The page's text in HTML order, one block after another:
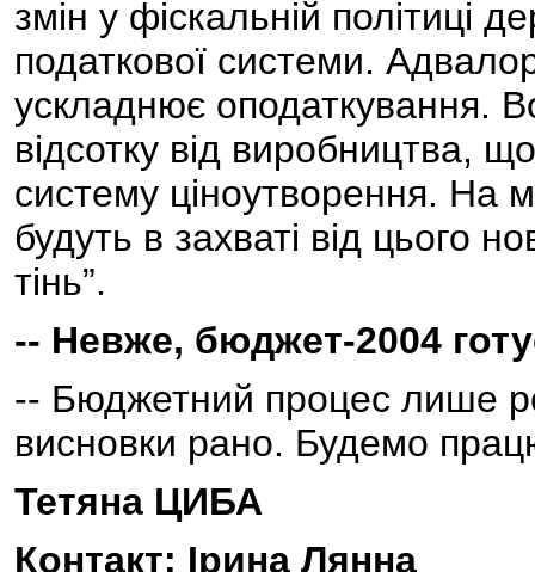
змін у фіскальній політиці
податкової системи.
ускладнює оподаткування.
відсотку від виробництва,
систему ціноутворення. На
будуть в захваті від цього
тінь”.
-- Невже, бюджет-2004
-- Бюджетний процес лише
висновки рано. Будемо
Тетяна ЦИБА
Контакт: Ірина Лянна